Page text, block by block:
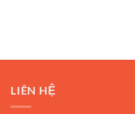
LIÊN HỆ